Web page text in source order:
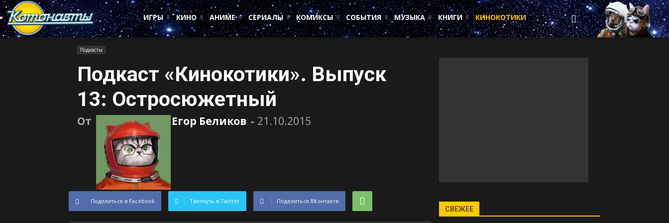
Котонавты
ИГРЫ
КИНО АНИМЕ СЕРИАЛЫ КОМИКСЫ СОБЫТИЯ МУЗЫКА КНИГИ КИНОКОТИКИ
Подкасты
Подкаст «Кинокотики». Выпуск
13: Остросюжетный
От Егор Беликов - 21.10.2015
Поделиться в Facebook Твитнуть в Twitter Поделиться ВКонтакте
СВЕЖЕЕ